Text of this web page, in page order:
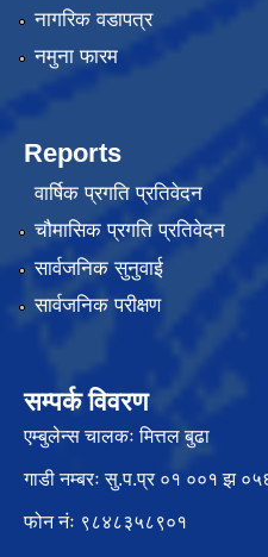
नागरिक वडापत्र
नमुना फारम
Reports
वार्षिक प्रगति प्रतिवेदन
चौमासिक प्रगति प्रतिवेदन
सार्वजनिक सुनुवाई
सार्वजनिक परीक्षण
सम्पर्क विवरण
एम्बुलेन्स चालकः मित्तल बुढा
गाडी नम्बरः सु.प.प्र ०१ ००१ झ
फोन नंः ९८४८३५८९०१